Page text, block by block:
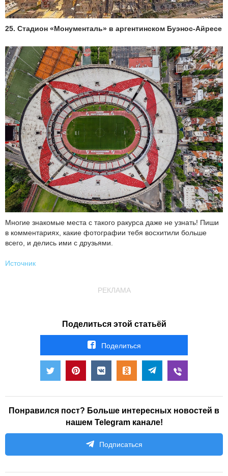
25. Стадион «Монументаль» в аргентинском Буэнос-Айресе
Многие знакомые места с такого ракурса даже не узнать! Пиши
в комментариях, какие фотографии тебя восхитили больше
всего, и делись ими с друзьями.
Источник
РЕКЛАМА
Поделиться этой статьёй
Поделиться
Понравился пост? Больше интересных новостей в
нашем Telegram канале!
Подписаться